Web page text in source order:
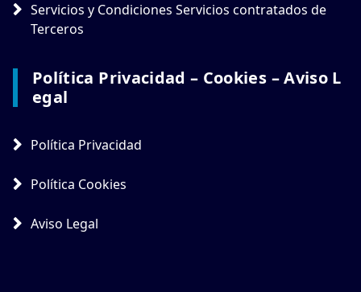
Servicios y Condiciones Servicios contratados de
Terceros
Política Privacidad – Cookies – Aviso L
Egal
Política Privacidad
Política Cookies
Aviso Legal